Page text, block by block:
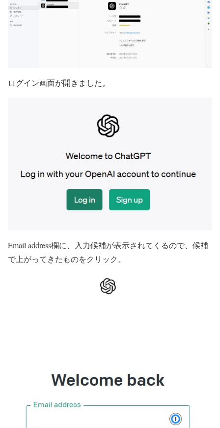
ログイン画面が開きました。
Email address欄に、入力候補が表示されてくるので、候補
で上がってきたものをクリック。